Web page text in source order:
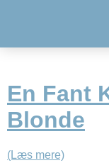
En Fant
Blonde
(Læs mere)